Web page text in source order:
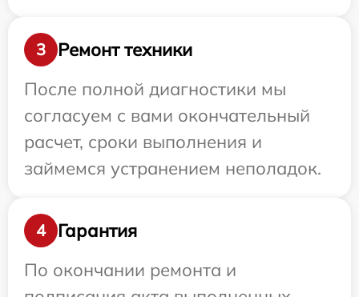
3
Ремонт техники
После полной диагностики мы
согласуем с вами окончательный
расчет, сроки выполнения и
займемся устранением неполадок.
4
Гарантия
По окончании ремонта и